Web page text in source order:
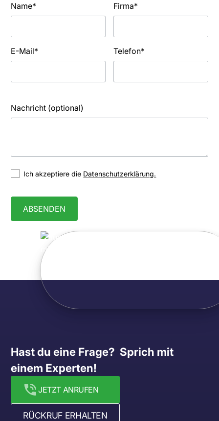
Name* Firma*
E-Mail* Telefon*
Nachricht (optional)
Ich akzeptiere die Datenschutzerklärung.
Hast du eine Frage?  Sprich mit
einem Experten!
JETZT ANRUFEN
RÜCKRUF ERHALTEN